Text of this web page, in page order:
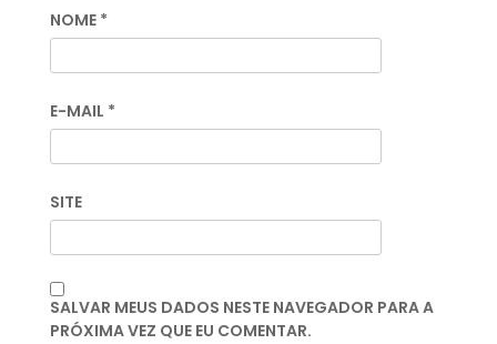
NOME *
E-MAIL *
SITE
SALVAR MEUS DADOS NESTE NAVEGADOR PARA A
PRÓXIMA VEZ QUE EU COMENTAR.